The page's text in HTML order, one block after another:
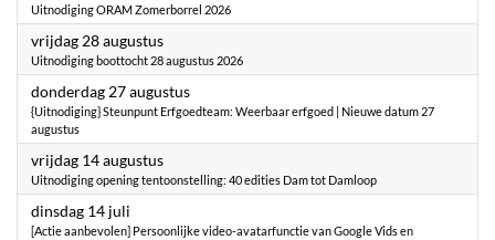
Uitnodiging ORAM Zomerborrel 2026
vrijdag 28 augustus2026
Uitnodiging boottocht 28 augustus 2026
donderdag 27 augustus2026
{Uitnodiging} Steunpunt Erfgoedteam: Weerbaar erfgoed | Nieuwe datum 27
augustus
vrijdag 14 augustus2026
Uitnodiging opening tentoonstelling: 40 edities Dam tot Damloop
dinsdag 14 juli
[Actie aanbevolen] Persoonlijke video-avatarfunctie van Google Vids en